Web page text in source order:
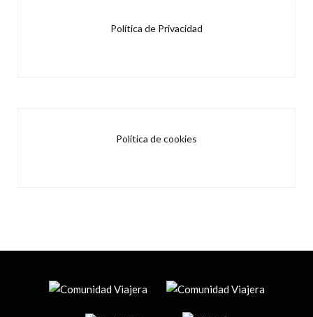
Política de Privacidad
Política de cookies